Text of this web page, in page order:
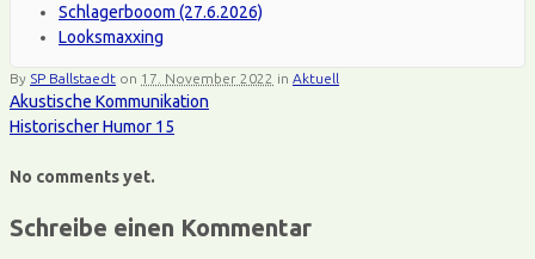
Schlagerbooom (27.6.2026)
Looksmaxxing
By SP Ballstaedt on 17. November 2022 in Aktuell
Akustische Kommunikation
Historischer Humor 15
No comments yet.
Schreibe einen Kommentar